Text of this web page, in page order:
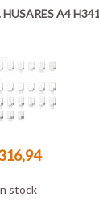
A4
stock